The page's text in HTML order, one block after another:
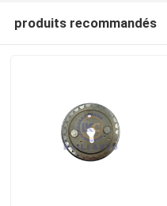
produits recommandés